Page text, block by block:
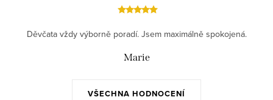
VŠECHNA HODNOCENÍ
Děvčata vždy výborně poradí. Jsem maximálně spokojená.
Marie